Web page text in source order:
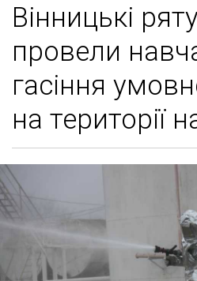
Вінницькі
провели
гасіння
на території